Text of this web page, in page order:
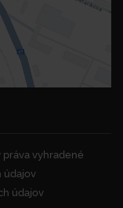
práva vyhradené
údajov
údajov